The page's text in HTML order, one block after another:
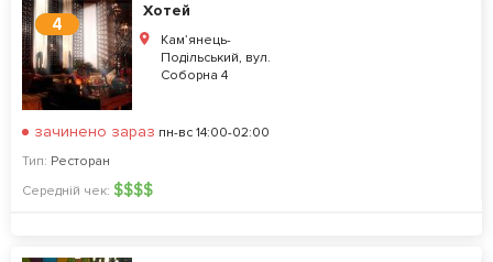
4
Хотей
Кам’янець-
Подільський, вул.
Соборна 4
зачинено зараз пн-вс 14:00-02:00
Тип: Ресторан
Середній чек: $$$$